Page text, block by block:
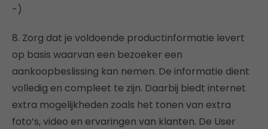
-)
8. Zorg dat je voldoende productinformatie levert
op basis waarvan een bezoeker een
aankoopbeslissing kan nemen. De informatie dient
volledig en compleet te zijn. Daarbij biedt internet
extra mogelijkheden zoals het tonen van extra
foto’s, video en ervaringen van klanten. De User